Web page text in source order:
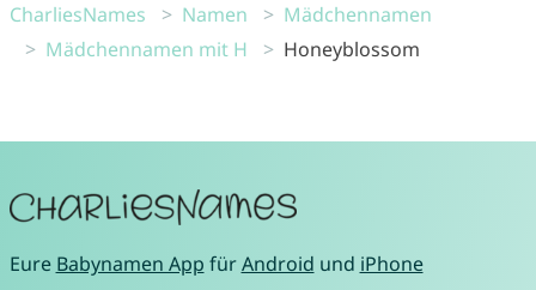
CharliesNames Namen
Mädchennamen
Mädchennamen mit H
Honeyblossom
Eure Babynamen App fürAndroid und iPhone